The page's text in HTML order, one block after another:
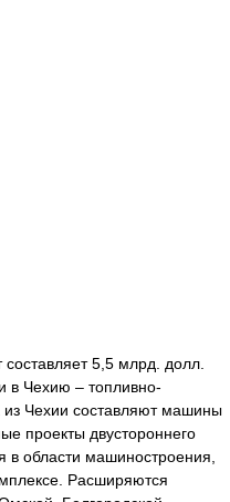
5,5 млрд. долл.
в Чехию – топливно-
Чехии составляют машины
проекты двустороннего
в области машиностроения,
Расширяются